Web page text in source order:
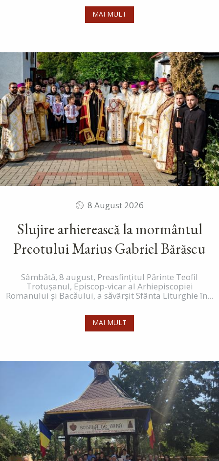
MAI MULT
8 August 2026
Slujire arhierească la mormântul
Preotului Marius Gabriel Bărăscu
Sâmbătă, 8 august, Preasfințitul Părinte Teofil
Trotușanul, Episcop-vicar al Arhiepiscopiei
Romanului și Bacăului, a săvârșit Sfânta Liturghie în...
MAI MULT